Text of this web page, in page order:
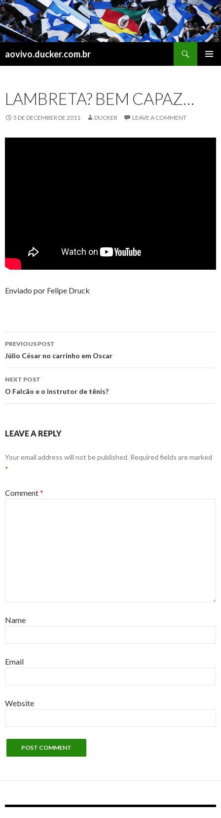
aovivo.ducker.com.br
LAMBRETA? BEM CAPAZ…
5 DE DECEMBER DE 2011 DUCKER LEAVE A COMMENT
Enviado por Felipe Druck
Post
navigation
PREVIOUS POST
Júlio César no carrinho em Oscar
NEXT POST
O Falcão e o instrutor de tênis?
LEAVE A REPLY
Your email address will not be published. Required fields are marked
*
Comment*
Name
Email
Website